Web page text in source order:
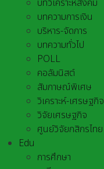
บทวิเคราะห์สังคม
บทความการเงิน
บริหาร-จัดการ
บทความทั่วไป
POLL
คอลัมนิสต์
สัมภาษณ์พิเศษ
วิเคราะห์-เศรษฐกิจ
วิจัยเศรษฐกิจ
ศูนย์วิจัยกสิกรไทย
Edu
การศึกษา